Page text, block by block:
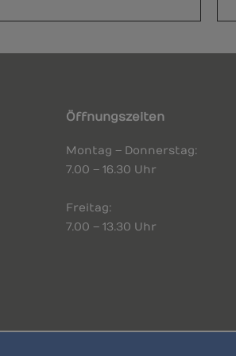
Öffnungszeiten
Montag – Donnerstag:
7.00 – 16.30 Uhr
Freitag:
7.00 – 13.30 Uhr